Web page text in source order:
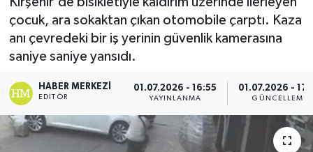
çocuk, ara sokaktan çıkan otomobile çarptı. Kaza
anı çevredeki bir iş yerinin güvenlik kamerasına
saniye saniye yansıdı.
HABER MERKEZI
EDITÖR
01.07.2026 - 16:55
YAYINLANMA
01.07.2026 -
GÜNCELLEME
Son Dakika Haberleri
Haber Arşivi